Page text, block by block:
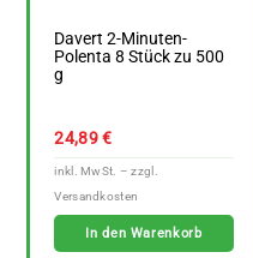
Davert 2-Minuten-
Polenta 8 Stück zu 500
g
24,89€
In den Warenkorb